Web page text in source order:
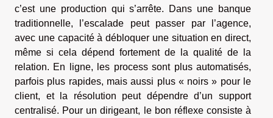
c’est une production qui s’arrête. Dans une banque
traditionnelle, l’escalade peut passer par l’agence,
avec une capacité à débloquer une situation en direct,
même si cela dépend fortement de la qualité de la
relation. En ligne, les process sont plus automatisés,
parfois plus rapides, mais aussi plus « noirs » pour le
client, et la résolution peut dépendre d’un support
centralisé. Pour un dirigeant, le bon réflexe consiste à